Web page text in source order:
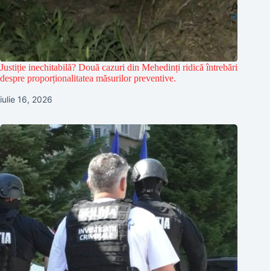
Justiție inechitabilă? Două cazuri din Mehedinți ridică întrebări
despre proporționalitatea măsurilor preventive.
iulie 16, 2026